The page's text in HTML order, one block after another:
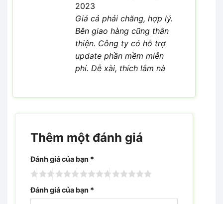
2023
Giá cả phải chăng, hợp lý.
Bên giao hàng cũng thân
thiện. Công ty có hỗ trợ
update phần mềm miễn
phí. Dễ xài, thích lắm nà
Thêm một đánh giá
Đánh giá của bạn *
Đánh giá của bạn *